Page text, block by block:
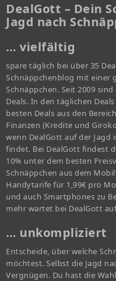
DealGott – Dein
Jagd nach
… vielfältig
spare täglich bei über 35
Schnäppchenblog mit einer
Schnäppchen. Seit 2009
Deals. In den täglichen
besten Deals aus den
Finanzen (Kredite und
wenn DealGott auf der Jagd
findet. Bei DealGott findest
10% unter dem besten
Schnäppchen aus dem
Handytarife für 1,99€ pro
und auch Smartphones zu
mehr wartet bei DealGott
… unkompliziert
Entscheide, über welche
möchtest. Selbst die Jagd
Vergnügen. Du hast die